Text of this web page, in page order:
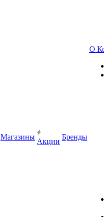
Магазины
Акции
Бренды
О